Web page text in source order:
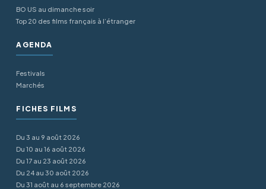
BO US au dimanche soir
Top 20 des films français à l’étranger
AGENDA
Festivals
Marchés
FICHES FILMS
Du 3 au 9 août 2026
Du 10 au 16 août 2026
Du 17 au 23 août 2026
Du 24 au 30 août 2026
Du 31 août au 6 septembre 2026